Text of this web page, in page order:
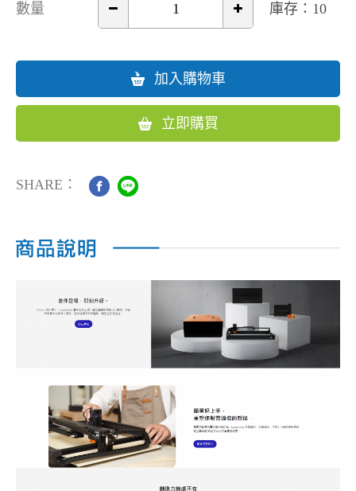
數量 庫存：10
加入購物車
立即購買
SHARE：